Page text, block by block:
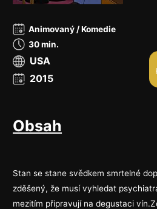
Animovaný / Komedie
30 min.
USA
2015
Obsah
Stan se stane svědkem smrtelné
zděšený, že musí vyhledat
mezitím připravují na degustaci